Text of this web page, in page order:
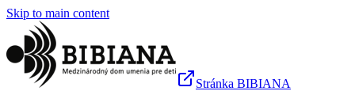
Skip to main content
Stránka BIBIANA